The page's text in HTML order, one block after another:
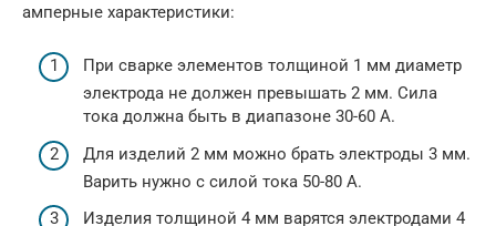
амперные характеристики:
При сварке элементов толщиной 1 мм диаметр
электрода не должен превышать 2 мм. Сила
тока должна быть в диапазоне 30-60 А.
Для изделий 2 мм можно брать электроды 3 мм.
Варить нужно с силой тока 50-80 А.
Изделия толщиной 4 мм варятся электродами 4